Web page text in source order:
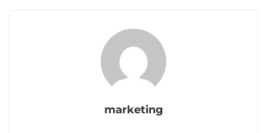
marketing